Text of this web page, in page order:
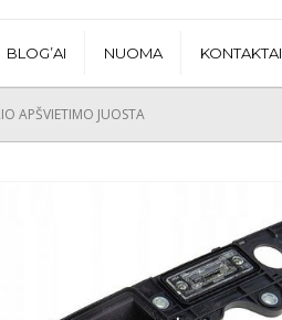
BLOG’AI NUOMA KONTAKTAI
APŠVIETIMO JUOSTA